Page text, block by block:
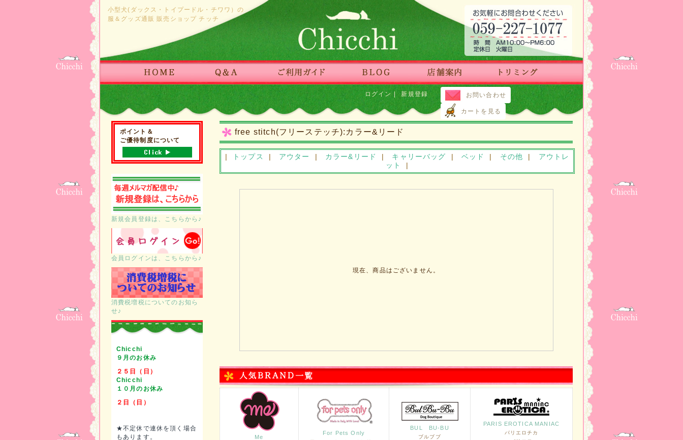
小型犬(ダックス・トイプードル・チワワ）の
服＆グッズ通販 販売ショップ チッチ
お問い合わせ
カートを見る
新規登録
ログイン |
ポイント＆
ご優待制度について
新規会員登録は、こちらから♪
会員ログインは、こちらから♪
消費税増税についてのお知ら
せ♪
Chicchi
９月のお休み
２５日（日）
Chicchi
１０月のお休み
２日（日）
★不定休で連休を頂く場合
もあります。
free stitch(フリーステッチ):カラー&リード
| トップス | アウター | カラー&リード | キャリーバッグ | ベッド | その他 |
アウトレ
ット
|
現在、商品はございません。
Me
For Pets Only
BUL BU-BU
ブルブブ
PARIS EROTICA MANIAC
パリエロチカ